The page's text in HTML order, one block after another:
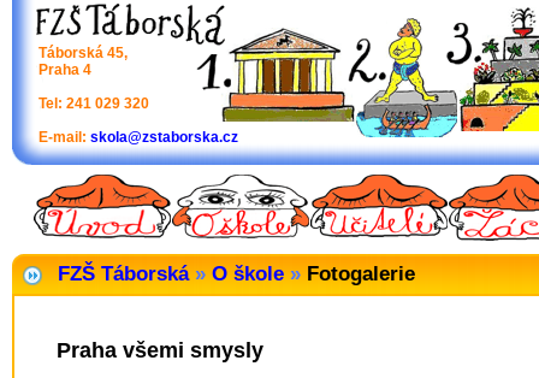
Táborská 45,
Praha 4
Tel: 241 029 320
E-mail: skola@zstaborska.cz
FZŠ Táborská » O škole » Fotogalerie
Praha všemi smysly